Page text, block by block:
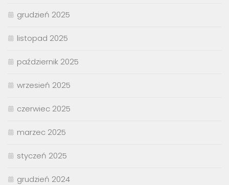
grudzień 2025
listopad 2025
październik 2025
wrzesień 2025
czerwiec 2025
marzec 2025
styczeń 2025
grudzień 2024